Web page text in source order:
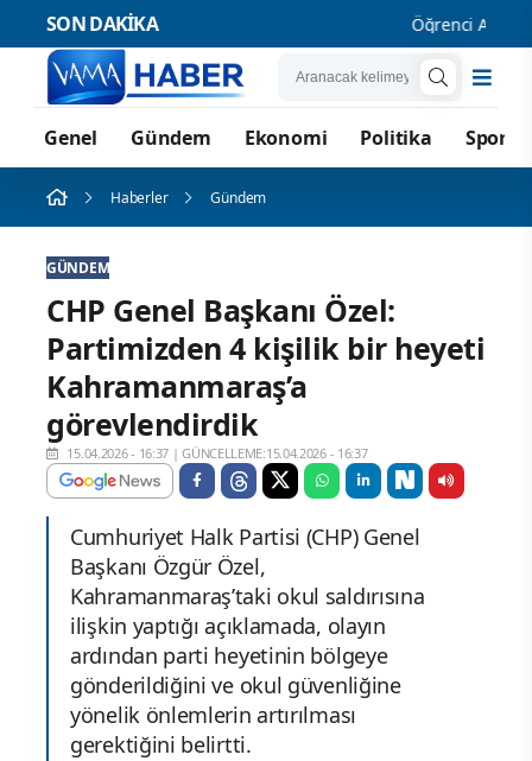
SON DAKİKA Öğrenci Affı
Genel Gündem Ekonomi Politika Spor
Haberler Gündem
GÜNDEM
CHP Genel Başkanı Özel:
Partimizden 4 kişilik bir heyeti
Kahramanmaraş’a
görevlendirdik
15.04.2026 - 16:37 |GÜNCELLEME:15.04.2026 - 16:37
Cumhuriyet Halk Partisi (CHP) Genel
Başkanı Özgür Özel,
Kahramanmaraş’taki okul saldırısına
ilişkin yaptığı açıklamada, olayın
ardından parti heyetinin bölgeye
gönderildiğini ve okul güvenliğine
yönelik önlemlerin artırılması
gerektiğini belirtti.